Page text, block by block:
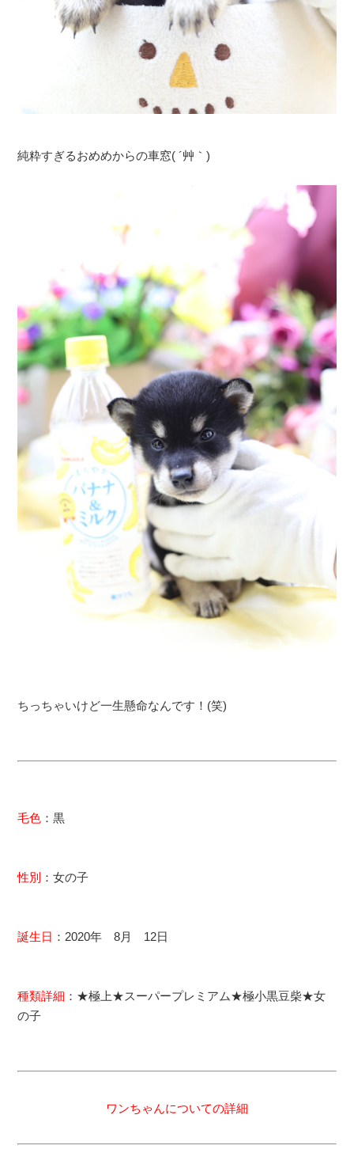
純粋すぎるおめめからの車窓( ´艸｀)
ちっちゃいけど一生懸命なんです！(笑)
毛色 ：黒
性別 ：女の子
誕生日 ：2020年 8月 12日
種類詳細 ：★極上★スーパープレミアム★極小黒豆柴★女
の子
ワンちゃんについての詳細